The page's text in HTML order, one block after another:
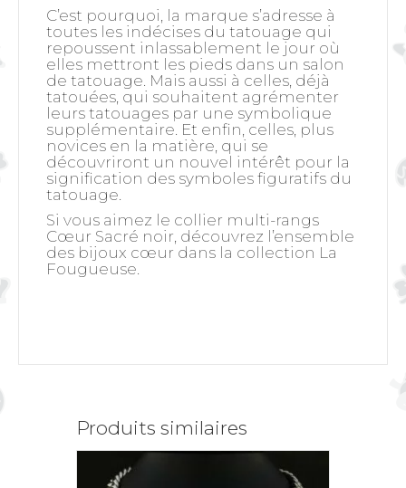
C’est pourquoi, la marque s’adresse à
toutes les indécises du tatouage qui
repoussent inlassablement le jour où
elles mettront les pieds dans un salon
de tatouage. Mais aussi à celles, déjà
tatouées, qui souhaitent agrémenter
leurs tatouages par une symbolique
supplémentaire. Et enfin, celles, plus
novices en la matière, qui se
découvriront un nouvel intérêt pour la
signification des symboles figuratifs du
tatouage.
Si vous aimez le collier multi-rangs
Cœur Sacré noir, découvrez l’ensemble
des bijoux cœur dans la collection La
Fougueuse.
Produits similaires